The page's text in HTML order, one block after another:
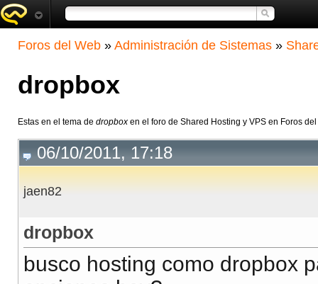
Foros del Web » Administración de Sistemas »
dropbox
Estas en el tema de dropbox en el foro de Shared Hosting y VPS en Foros
06/10/2011, 17:18
jaen82
dropbox
busco hosting como dropbox